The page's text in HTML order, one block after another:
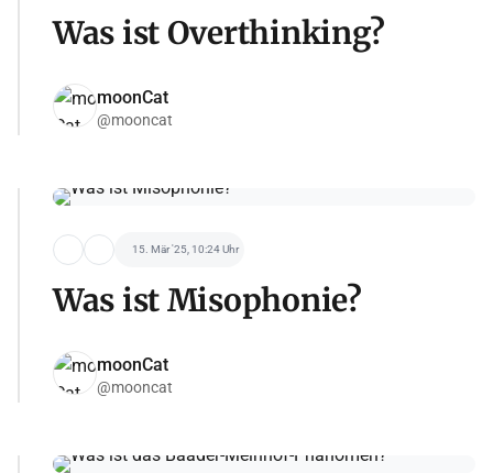
Was ist Overthinking?
moonCat
@mooncat
15. Mär '25, 10:24 Uhr
Was ist Misophonie?
moonCat
@mooncat